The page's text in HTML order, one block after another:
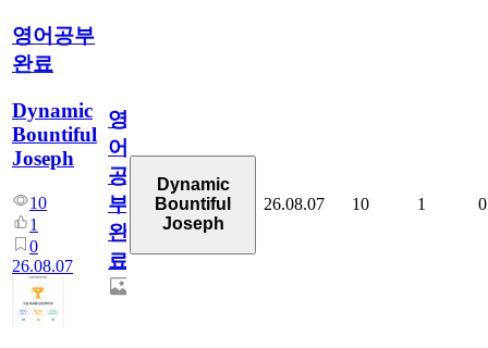
영어공부
완료
Dynamic
Bountiful
Joseph
10
1
0
26.08.07
영
어
공
부
완
료
Dynamic
Bountiful
Joseph
26.08.07 10 1 0